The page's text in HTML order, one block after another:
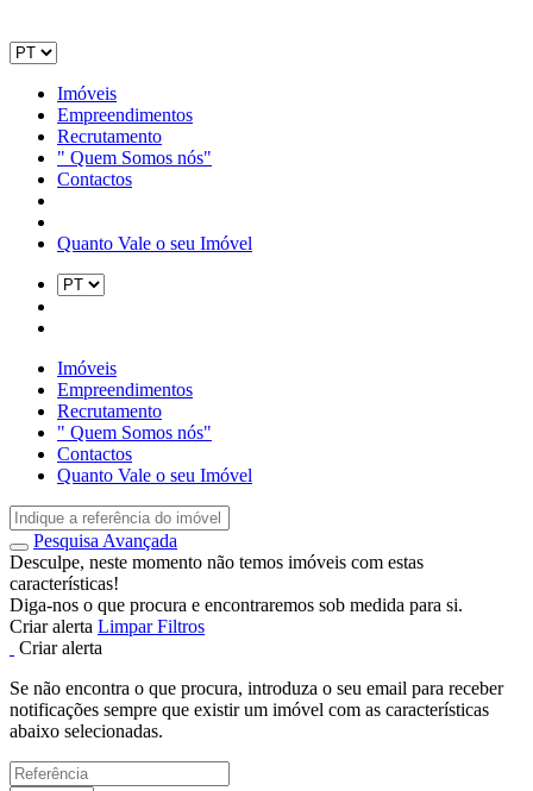
Imóveis
Empreendimentos
Recrutamento
" Quem Somos nós"
Contactos
Quanto Vale o seu Imóvel
Imóveis
Empreendimentos
Recrutamento
" Quem Somos nós"
Contactos
Quanto Vale o seu Imóvel
Pesquisa Avançada
Desculpe, neste momento não temos imóveis com estas
características!
Diga-nos o que procura e encontraremos sob medida para si.
Criar alerta Limpar Filtros
Criar alerta
Se não encontra o que procura, introduza o seu email para receber
notificações sempre que existir um imóvel com as características
abaixo selecionadas.